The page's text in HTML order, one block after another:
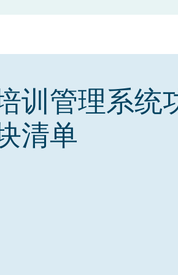
训管理系统
清单